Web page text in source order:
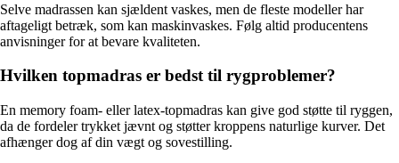
Selve madrassen kan sjældent vaskes, men de fleste modeller har
aftageligt betræk, som kan maskinvaskes. Følg altid producentens
anvisninger for at bevare kvaliteten.
Hvilken topmadras er bedst til rygproblemer?
En memory foam- eller latex-topmadras kan give god støtte til ryggen,
da de fordeler trykket jævnt og støtter kroppens naturlige kurver. Det
afhænger dog af din vægt og sovestilling.